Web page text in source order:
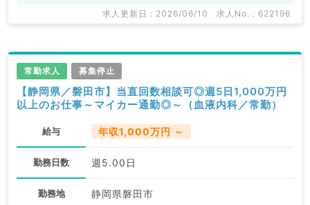
求人更新日 : 2026/06/10 求人No. : 622196
常勤求人 募集停止
【静岡県／磐田市】当直回数相談可◎週5日1,000万円
以上のお仕事～マイカー通勤◎～（血液内科／常勤）
給与 年収1,000万円 ～
勤務日数 週5.00日
勤務地 静岡県磐田市